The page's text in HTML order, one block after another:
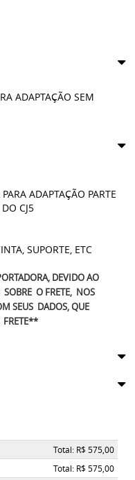
ADAPTAÇÃO SEM
ADAPTAÇÃO PARTE
CJ5
SUPORTE, ETC
DEVIDO AO
O FRETE, NOS
SEUS DADOS, QUE
FRETE**
Total: R$ 575,00
Total: R$ 575,00